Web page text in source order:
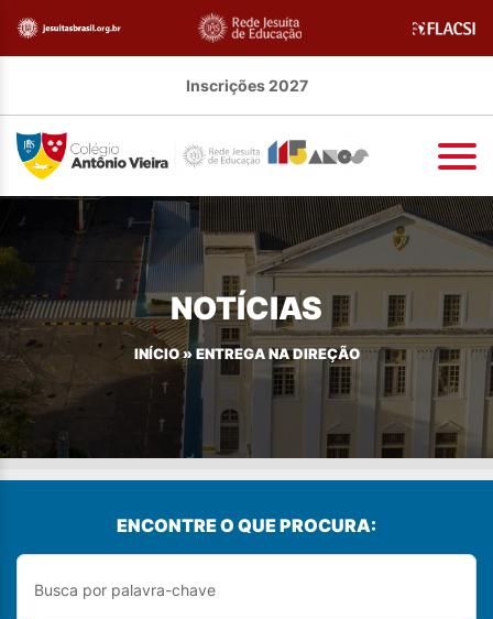
Inscrições 2027
NOTÍCIAS
INÍCIO» ENTREGA NA DIREÇÃO
ENCONTRE O QUE PROCURA: